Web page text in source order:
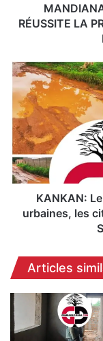
AU
LA
RÉPUBLIQUE
RÉUSSITE LA
KANKAN:
Lenteur
des
travaux
sur
les
voiries
urbaines,
les
citoyens
accusent
S.A
de
leurs
calvaires
KANKAN:
urbaines, les
Articles